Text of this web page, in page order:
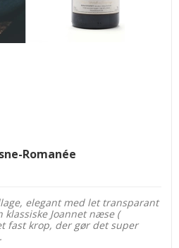
Romanée
elegant med let transparant
Joannet næse (
fast krop, der gør det super